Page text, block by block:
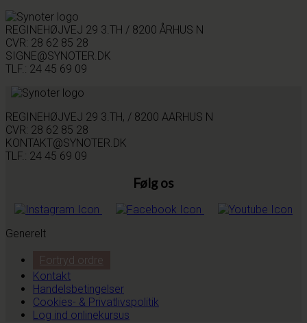
REGINEHØJVEJ 29 3.TH / 8200 ÅRHUS N
CVR: 28 62 85 28
SIGNE@SYNOTER.DK
TLF.: 24 45 69 09
REGINEHØJVEJ 29 3.TH, / 8200 AARHUS N
CVR: 28 62 85 28
KONTAKT@SYNOTER.DK
TLF.: 24 45 69 09
Følg os
Generelt
Fortryd ordre
Kontakt
Handelsbetingelser
Cookies- & Privatlivspolitik
Log ind onlinekursus